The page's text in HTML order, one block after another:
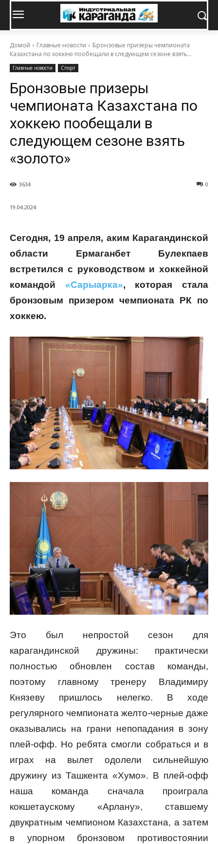
Домой Главные новости
Бронзовые призеры чемпионата
Казахстана по хоккею пообещали в следующем сезоне взять...
Главные новости Спорт
Бронзовые призеры
чемпионата Казахстана по
хоккею пообещали в
следующем сезоне взять
«золото»
0
3634
19.04.2024
Сегодня, 19 апреля, аким Карагандинской
области Ермаганбет Булекпаев
встретился с руководством и хоккейной
командой «Сарыарка», которая стала
бронзовым призером чемпионата РК по
хоккею.
Это был непростой сезон для
карагандинской дружины: практически
полностью обновлен состав команды,
поэтому главному тренеру Владимиру
Князеву пришлось нелегко. В ходе
регулярного чемпионата желто-черные даже
оказывались на грани непопадания в зону
плей-офф. Но ребята смогли собраться и в
играх на вылет одолели сильнейшую
дружину из Ташкента «Хумо». В плей-офф
наша команда сначала проиграла
кокшетаускому «Арлану», ставшему
двукратным чемпионом Казахстана, а затем
в упорном бронзовом противостоянии